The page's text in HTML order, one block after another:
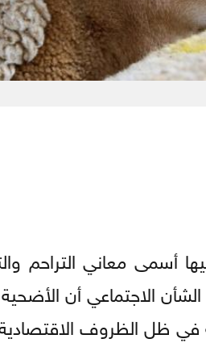
أسمى معاني التراحم
الاجتماعي أن
في ظل الظروف